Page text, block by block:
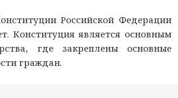
Российской Федерации
Конституция является основным
где закреплены основные
граждан.